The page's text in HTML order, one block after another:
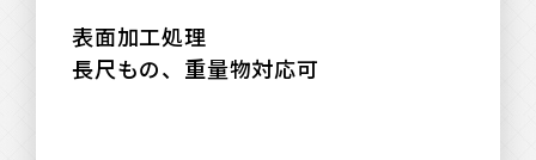
表面加工処理
長尺もの、重量物対応可